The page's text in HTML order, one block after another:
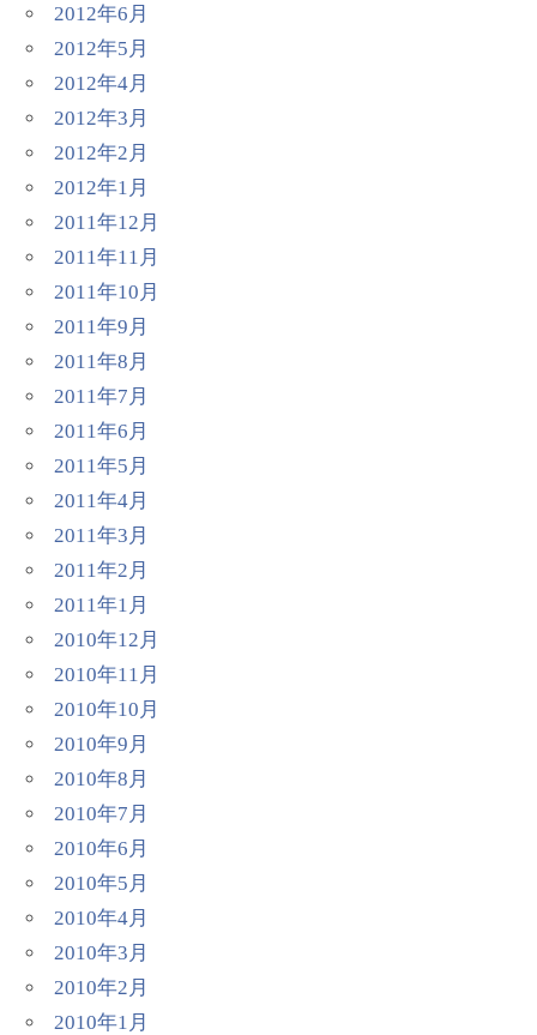
2012年6月
2012年5月
2012年4月
2012年3月
2012年2月
2012年1月
2011年12月
2011年11月
2011年10月
2011年9月
2011年8月
2011年7月
2011年6月
2011年5月
2011年4月
2011年3月
2011年2月
2011年1月
2010年12月
2010年11月
2010年10月
2010年9月
2010年8月
2010年7月
2010年6月
2010年5月
2010年4月
2010年3月
2010年2月
2010年1月